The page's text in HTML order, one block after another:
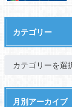
カテゴリー
月別アーカイブ